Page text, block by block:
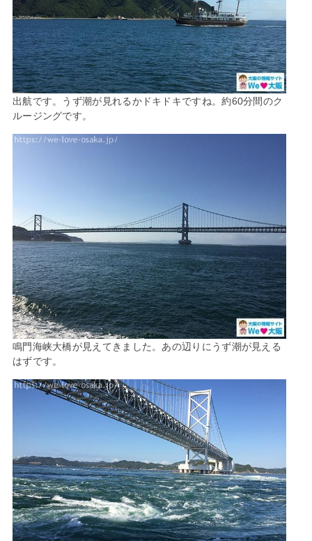
出航です。うず潮が見れるかドキドキですね。約60分間のク
ルージングです。
鳴門海峡大橋が見えてきました。あの辺りにうず潮が見える
はずです。